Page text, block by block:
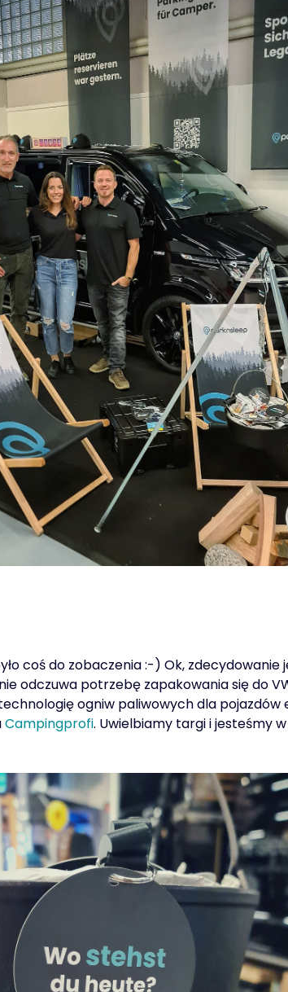
coś do zobaczenia :-) Ok,
odczuwa potrzebę zapakowania się do
ogniw paliwowych dla
Campingprofi. Uwielbiamy targi i jesteśmy